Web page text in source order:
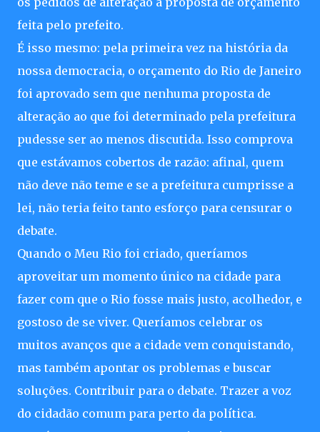
feita pelo prefeito.
É isso mesmo: pela primeira vez na história da
nossa democracia, o orçamento do Rio de Janeiro
foi aprovado sem que nenhuma proposta de
alteração ao que foi determinado pela prefeitura
pudesse ser ao menos discutida. Isso comprova
que estávamos cobertos de razão: afinal, quem
não deve não teme e se a prefeitura cumprisse a
lei, não teria feito tanto esforço para censurar o
debate.
Quando o Meu Rio foi criado, queríamos
aproveitar um momento único na cidade para
fazer com que o Rio fosse mais justo, acolhedor, e
gostoso de se viver. Queríamos celebrar os
muitos avanços que a cidade vem conquistando,
mas também apontar os problemas e buscar
soluções. Contribuir para o debate. Trazer a voz
do cidadão comum para perto da política.